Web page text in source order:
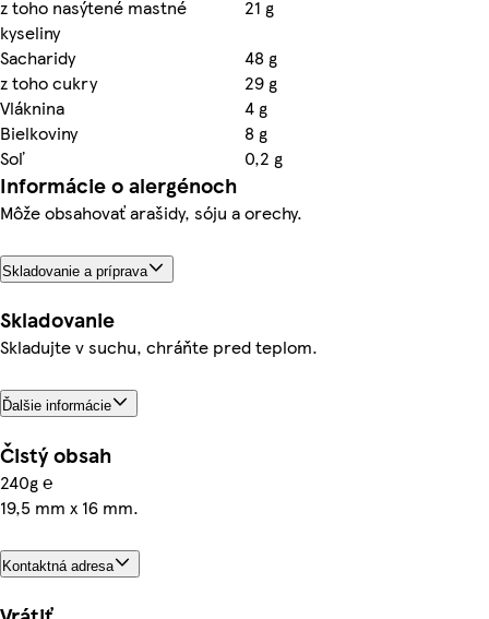
z toho nasýtené mastné
kyseliny
21 g
Sacharidy
48 g
z toho cukry
29 g
Vláknina
4 g
Bielkoviny
8 g
Soľ
0,2 g
Informácie o alergénoch
Môže obsahovať arašidy, sóju a orechy.
Skladovanie a príprava
Skladovanie
Skladujte v suchu, chráňte pred teplom.
Ďalšie informácie
Čistý obsah
240g ℮
19,5 mm x 16 mm.
Kontaktná adresa